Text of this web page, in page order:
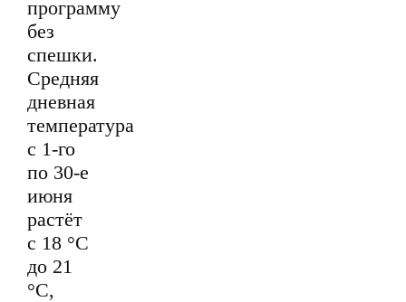
программу
без
спешки.
Средняя
дневная
температура
с 1-го
по 30-е
июня
растёт
с 18 °С
до 21
°С,